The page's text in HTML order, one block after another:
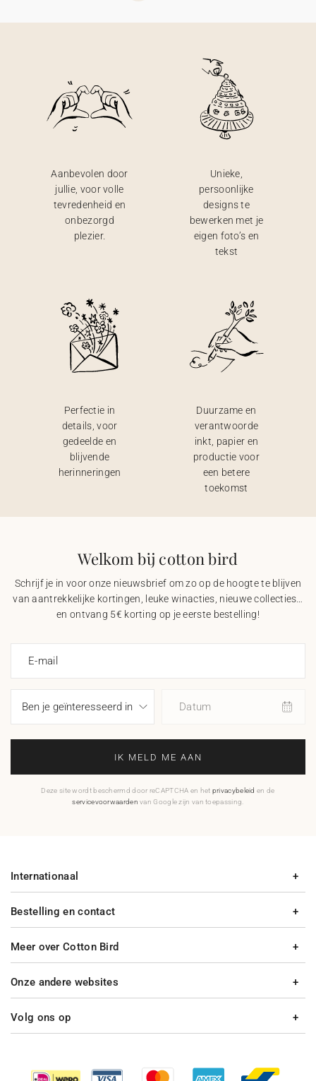
Aanbevolen door
jullie, voor volle
tevredenheid en
onbezorgd
plezier.
Unieke,
persoonlijke
designs te
bewerken met je
eigen foto’s en
tekst
Perfectie in
details, voor
gedeelde en
blijvende
herinneringen
Duurzame en
verantwoorde
inkt, papier en
productie voor
een betere
toekomst
Welkom bij cotton bird
Schrijf je in voor onze nieuwsbrief om zo op de hoogte te blijven
van aantrekkelijke kortingen, leuke winacties, nieuwe collecties…
en ontvang 5€ korting op je eerste bestelling!
E-mail
Datum
IK MELD ME AAN
Deze site wordt beschermd door reCAPTCHA en het privacybeleid en de
servicevoorwaarden van Google zijn van toepassing.
Bestelling en contact
Meer over Cotton Bird
Internationaal
Onze andere websites
Volg ons op